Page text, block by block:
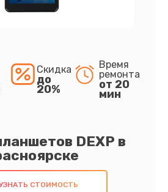
DEXP в
Скидка
до
20%
Время
ремонта
от 20
мин
СТОИМОСТЬ